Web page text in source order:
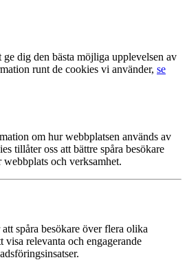
dig den bästa möjliga upplevelsen av
runt de cookies vi använder, se
om hur webbplatsen används av
tillåter oss att bättre spåra besökare
och verksamhet.
spåra besökare över flera olika
visa relevanta och engagerande